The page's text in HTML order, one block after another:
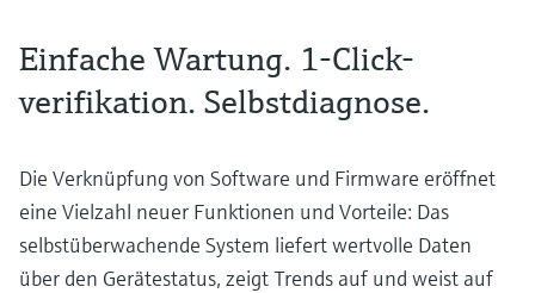
Einfache Wartung. 1-Click-
verifikation. Selbstdiagnose.
Die Verknüpfung von Software und Firmware eröffnet
eine Vielzahl neuer Funktionen und Vorteile: Das
selbstüberwachende System liefert wertvolle Daten
über den Gerätestatus, zeigt Trends auf und weist auf